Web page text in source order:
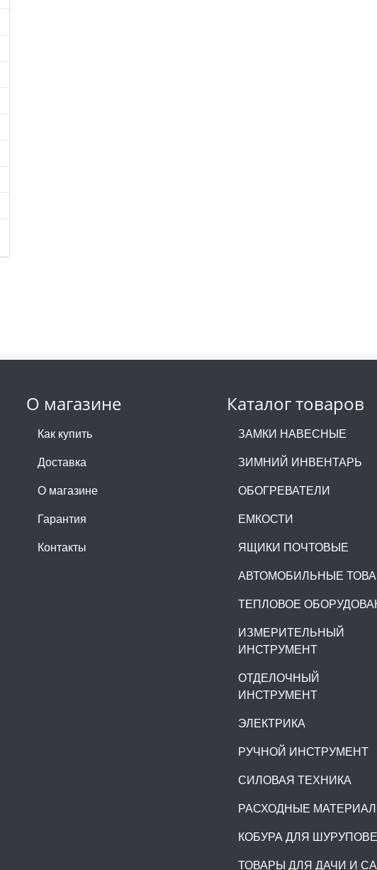
О магазине
Как купить
Доставка
О магазине
Гарантия
Контакты
Каталог товаров
ЗАМКИ НАВЕСНЫЕ
ЗИМНИЙ ИНВЕНТАРЬ
ОБОГРЕВАТЕЛИ
ЕМКОСТИ
ЯЩИКИ ПОЧТОВЫЕ
АВТОМОБИЛЬНЫЕ
ТЕПЛОВОЕ
ИЗМЕРИТЕЛЬНЫЙ
ИНСТРУМЕНТ
ОТДЕЛОЧНЫЙ
ИНСТРУМЕНТ
ЭЛЕКТРИКА
РУЧНОЙ ИНСТРУМЕНТ
СИЛОВАЯ ТЕХНИКА
РАСХОДНЫЕ
КОБУРА ДЛЯ
ТОВАРЫ ДЛЯ ДАЧИ И